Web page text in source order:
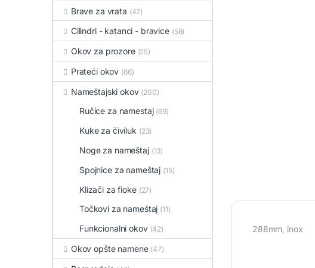
288mm, inox
Brave za vrata (47)
Cilindri - katanci - bravice (58)
Okov za prozore (25)
Prateći okov (66)
Nameštajski okov (200)
Ručice za namestaj (69)
Kuke za čiviluk (23)
Noge za nameštaj (13)
Spojnice za nameštaj (15)
Klizači za fioke (27)
Točkovi za nameštaj (11)
Funkcionalni okov (42)
Okov opšte namene (47)